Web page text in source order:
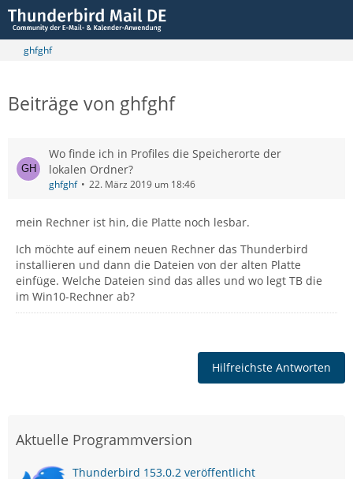
ghfghf
Beiträge von ghfghf
Wo finde ich in Profiles die Speicherorte der
lokalen Ordner?
ghfghf 22. März 2019 um 18:46
mein Rechner ist hin, die Platte noch lesbar.
Ich möchte auf einem neuen Rechner das Thunderbird
installieren und dann die Dateien von der alten Platte
einfüge. Welche Dateien sind das alles und wo legt TB die
im Win10-Rechner ab?
Hilfreichste Antworten
Aktuelle Programmversion
Thunderbird 153.0.2 veröffentlicht